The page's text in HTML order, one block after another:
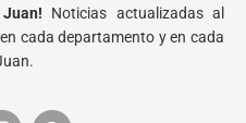
Noticias actualizadas al
cada departamento y en cada